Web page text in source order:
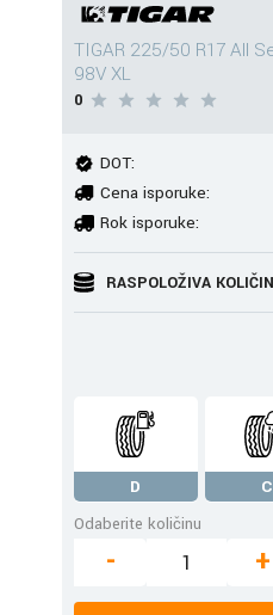
TIGAR 225/50 R17 All
98V XL
0
DOT:
Cena isporuke:
Rok isporuke:
RASPOLOŽIVA
D C
Odaberite količinu
- +